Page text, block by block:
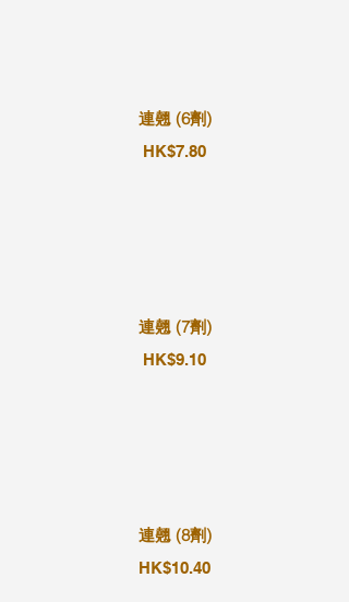
連翹 (6劑)
HK$7.80
連翹 (7劑)
HK$9.10
連翹 (8劑)
HK$10.40